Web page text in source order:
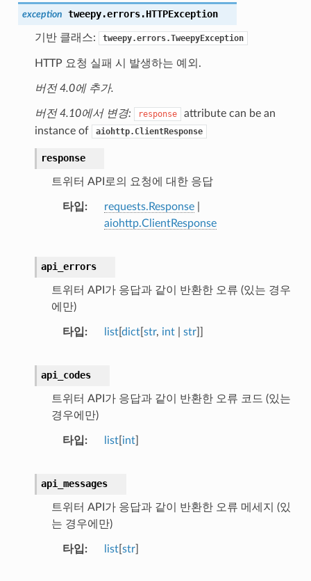
exception tweepy.errors.HTTPException
기반 클래스: tweepy.errors.TweepyException
HTTP 요청 실패 시 발생하는 예외.
버전 4.0에 추가.
버전 4.10에서 변경: response
attribute can be an
instance of
aiohttp.ClientResponse
response
트위터 API로의 요청에 대한 응답
타입 requests.Response|
aiohttp.ClientResponse
api_errors
트위터 API가 응답과 같이 반환한 오류 (있는 경우
에만)
타입 list[ dict[ str, int| str]]
api_codes
트위터 API가 응답과 같이 반환한 오류 코드 (있는
경우에만)
타입 list[ int]
api_messages
트위터 API가 응답과 같이 반환한 오류 메세지 (있
는 경우에만)
타입 list[ str]